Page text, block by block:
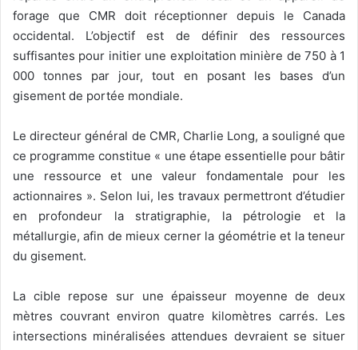
forage que CMR doit réceptionner depuis le Canada
occidental. L’objectif est de définir des ressources
suffisantes pour initier une exploitation minière de 750 à 1
000 tonnes par jour, tout en posant les bases d’un
gisement de portée mondiale.
Le directeur général de CMR, Charlie Long, a souligné que
ce programme constitue « une étape essentielle pour bâtir
une ressource et une valeur fondamentale pour les
actionnaires ». Selon lui, les travaux permettront d’étudier
en profondeur la stratigraphie, la pétrologie et la
métallurgie, afin de mieux cerner la géométrie et la teneur
du gisement.
La cible repose sur une épaisseur moyenne de deux
mètres couvrant environ quatre kilomètres carrés. Les
intersections minéralisées attendues devraient se situer